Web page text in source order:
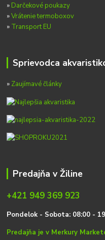
» Darčekové poukazy
»Vrátenie termoboxov
» Transport EU
Sprievodca
» Zaujímavé články
Predajňa v Žiline
+421 949 369 923
Pondelok - Sobota: 08:00 -
Predajňa je v Merkury